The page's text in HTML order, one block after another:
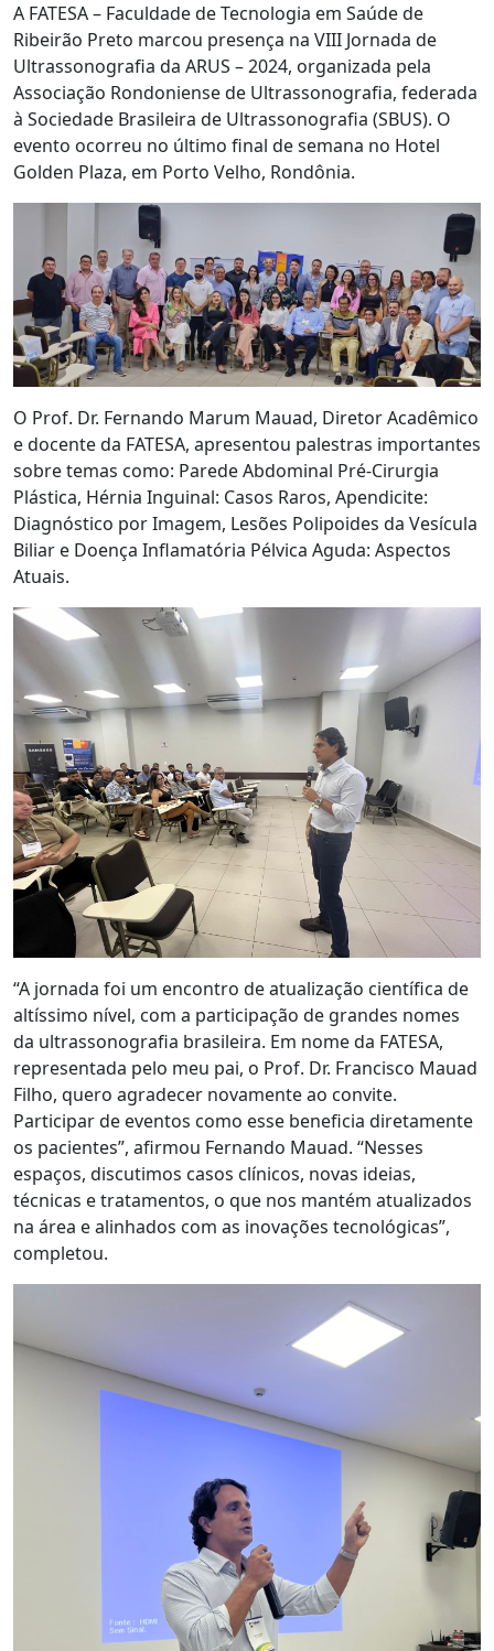
A FATESA – Faculdade de Tecnologia em Saúde de
Ribeirão Preto marcou presença na VIII Jornada de
Ultrassonografia da ARUS – 2024, organizada pela
Associação Rondoniense de Ultrassonografia, federada
à Sociedade Brasileira de Ultrassonografia (SBUS). O
evento ocorreu no último final de semana no Hotel
Golden Plaza, em Porto Velho, Rondônia.
O Prof. Dr. Fernando Marum Mauad, Diretor Acadêmico
e docente da FATESA, apresentou palestras importantes
sobre temas como: Parede Abdominal Pré-Cirurgia
Plástica, Hérnia Inguinal: Casos Raros, Apendicite:
Diagnóstico por Imagem, Lesões Polipoides da Vesícula
Biliar e Doença Inflamatória Pélvica Aguda: Aspectos
Atuais.
“A jornada foi um encontro de atualização científica de
altíssimo nível, com a participação de grandes nomes
da ultrassonografia brasileira. Em nome da FATESA,
representada pelo meu pai, o Prof. Dr. Francisco Mauad
Filho, quero agradecer novamente ao convite.
Participar de eventos como esse beneficia diretamente
os pacientes”, afirmou Fernando Mauad. “Nesses
espaços, discutimos casos clínicos, novas ideias,
técnicas e tratamentos, o que nos mantém atualizados
na área e alinhados com as inovações tecnológicas”,
completou.